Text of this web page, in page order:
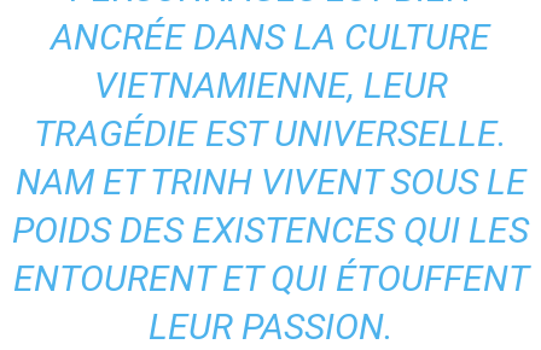
ANCRÉE DANS LA CULTURE
VIETNAMIENNE, LEUR
TRAGÉDIE EST UNIVERSELLE.
NAM ET TRINH VIVENT SOUS LE
POIDS DES EXISTENCES QUI LES
ENTOURENT ET QUI ÉTOUFFENT
LEUR PASSION.